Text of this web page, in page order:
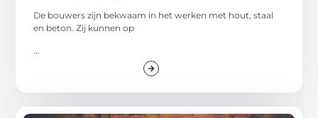
De bouwers zijn bekwaam in het werken met hout, staal
en beton. Zij kunnen op